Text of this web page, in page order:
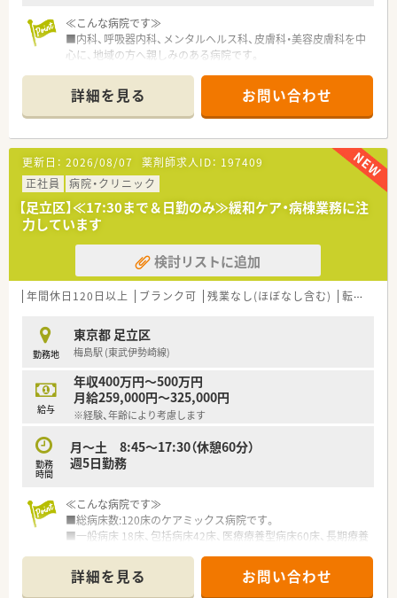
■在籍8年以上のベテラン薬局長のもとで直接指導を受けられる
ため、病院薬剤師としての知識を深められます。
■消化器科や肛門外科などの専門性の高い領域における薬物療
■患者様との継続的なコミュニケーションを通じて、病棟服薬指
導のプロフェッショナルを目指せます。
≪こんな病院です≫
■内科、呼吸器内科、メンタルヘルス科、皮膚科・美容皮膚科を中
心に、地域の方へ親しみのある病院です。
極的に取り組んでいます。
■内科は地域の高齢患者様が多く、メンタルヘルス科では、-ECT
療法（修正型通電療法）など特徴ある治療を行っております。
■お休みの融通も利きやすく、女性も働きやすい職場環境です。
■一食200円の社員食堂もございます。
≪業務内容≫
■入院患者様の調剤、監査、配薬 ※外来は院外処方
■注射セットのみ（混注なし）
■服薬指導（一部実施）
■医薬品管理、医薬品情報管理
≪おすすめポイント≫
■9時開始、17時終業、残業は発生しておりません。
■有給休暇取得率も高く、長期旅行など融通も利きやすい環境で
す。
詳細を見る お問い合わせ
更新日： 2026/08/07 薬剤師求人ID： 197409
正社員
病院・クリニック
【足立区】≪17:30まで＆日勤のみ≫緩和ケア・病棟業務に注
力しています
検討リストに追加
年間休日120日以上 ブランク可 残業なし(ほぼなし含む) 転勤なし
勤務地
東京都 足立区
梅島駅 (東武伊勢崎線)
給与
年収400万円～500万円
月給259,000円～325,000円
※経験、年齢により考慮します
勤務
時間
月～土 8:45～17:30（休憩60分）
週5日勤務
≪こんな病院です≫
■総病床数:120床のケアミックス病院です。
■一般病床 18床、包括病床42床、医療療養型病床60床、長期療養
れています。
■診療科目は10科あり、内科系、外科系バランスよく診療を行っ
詳細を見る お問い合わせ